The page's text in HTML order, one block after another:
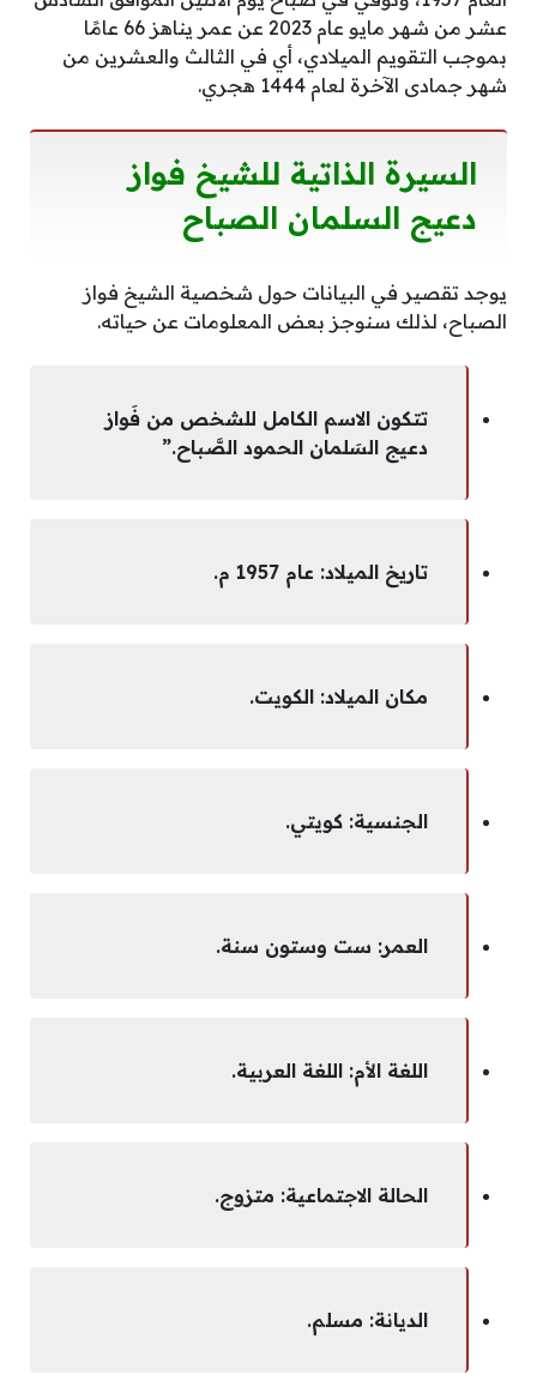
عشر من شهر مايو عام 2023 عن عمر يناهز 66 عامًا
بموجب التقويم الميلادي، أي في الثالث والعشرين من
شهر جمادى الآخرة لعام 1444 هجري.
السيرة الذاتية للشيخ فواز
دعيج السلمان الصباح
يوجد تقصير في البيانات حول شخصية الشيخ فواز
الصباح، لذلك سنوجز بعض المعلومات عن حياته.
تتكون الاسم الكامل للشخص من فَواز
دعيج السَلمان الحمود الصَّباح.”
تاريخ الميلاد: عام 1957 م.
مكان الميلاد: الكويت.
الجنسية: كويتي.
العمر: ست وستون سنة.
اللغة الأم: اللغة العربية.
الحالة الاجتماعية: متزوج.
الديانة: مسلم.